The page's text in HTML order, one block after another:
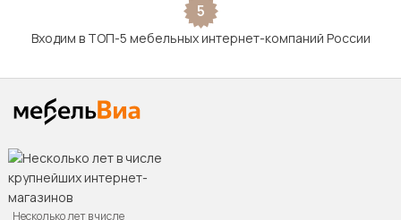
5
Входим в ТОП-5 мебельных интернет-компаний России
Несколько лет в числе